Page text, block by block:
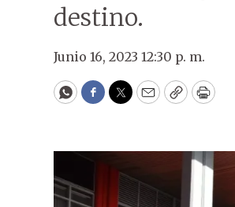
destino.
Junio 16, 2023 12:30 p. m.
WhatsApp
Facebook
Twitter
EmailCopyPrint